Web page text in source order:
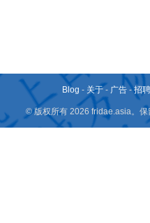
Blog - 关于 - 广告 -招
© 版权所有 2026 fridae.asia。